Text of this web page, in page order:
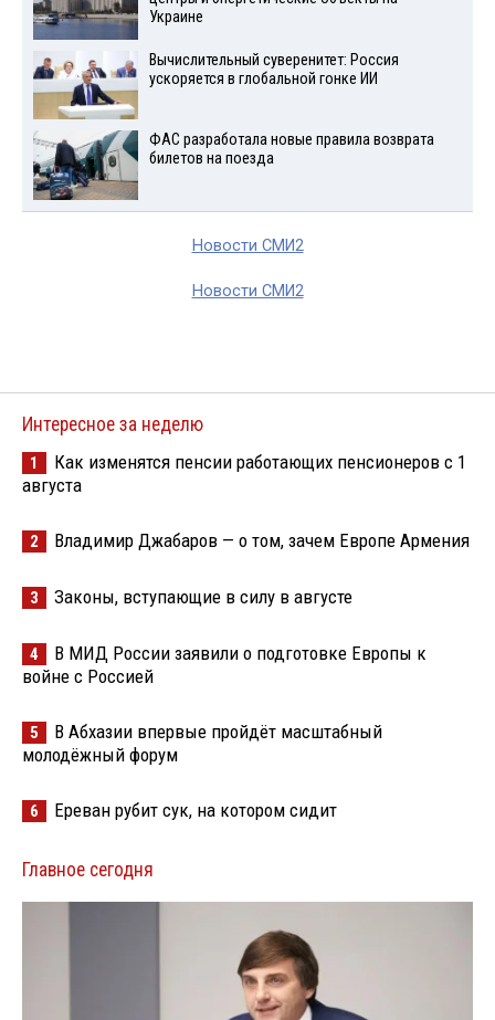
Украине
Вычислительный суверенитет: Россия
ускоряется в глобальной гонке ИИ
ФАС разработала новые правила возврата
билетов на поезда
Новости СМИ2
Новости СМИ2
Интересное за неделю
1
Как изменятся пенсии работающих пенсионеров с 1
августа
2 Владимир Джабаров — о том, зачем Европе Армения
3 Законы, вступающие в силу в августе
4
В МИД России заявили о подготовке Европы к
войне с Россией
5
В Абхазии впервые пройдёт масштабный
молодёжный форум
6 Ереван рубит сук, на котором сидит
Главное сегодня